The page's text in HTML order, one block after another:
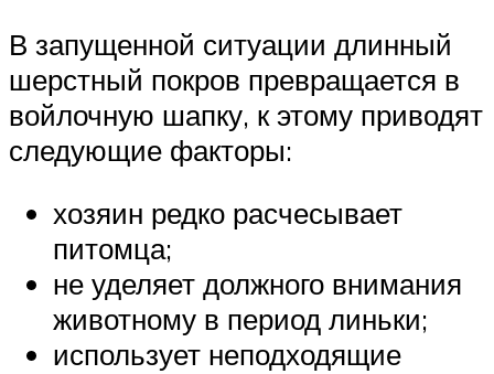
В запущенной ситуации длинный
шерстный покров превращается в
войлочную шапку, к этому приводят
следующие факторы:
хозяин редко расчесывает
питомца;
не уделяет должного внимания
животному в период линьки;
использует неподходящие